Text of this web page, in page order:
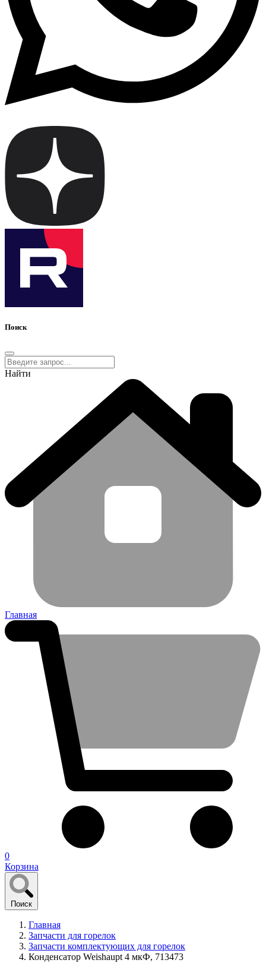
Поиск
Найти
Главная
0
Корзина
Поиск
Главная
Запчасти для горелок
Запчасти комплектующих для горелок
Конденсатор Weishaupt 4 мкФ, 713473